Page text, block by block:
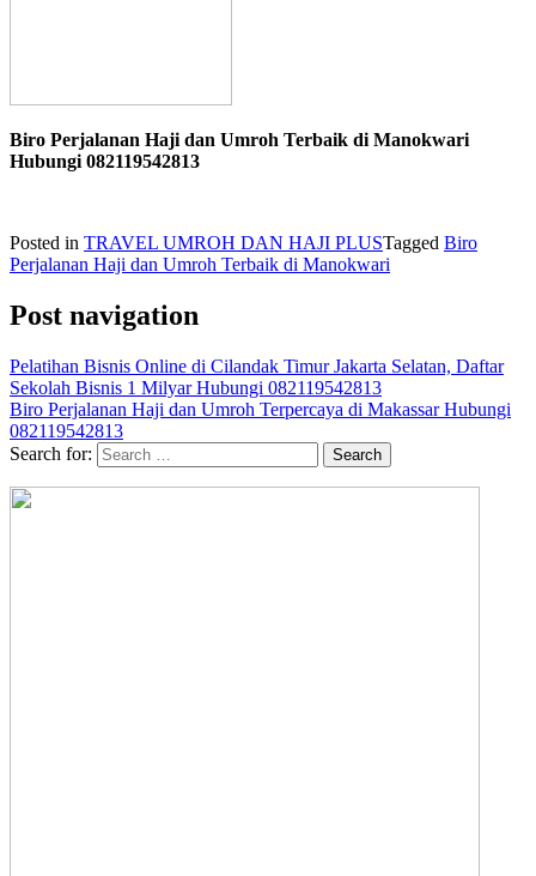
Biro Perjalanan Haji dan Umroh Terbaik di Manokwari
Hubungi 082119542813
Posted in TRAVEL UMROH DAN HAJI PLUSTagged Biro
Perjalanan Haji dan Umroh Terbaik di Manokwari
Post navigation
Pelatihan Bisnis Online di Cilandak Timur Jakarta Selatan, Daftar
Sekolah Bisnis 1 Milyar Hubungi 082119542813
Biro Perjalanan Haji dan Umroh Terpercaya di Makassar Hubungi
082119542813
Search for: